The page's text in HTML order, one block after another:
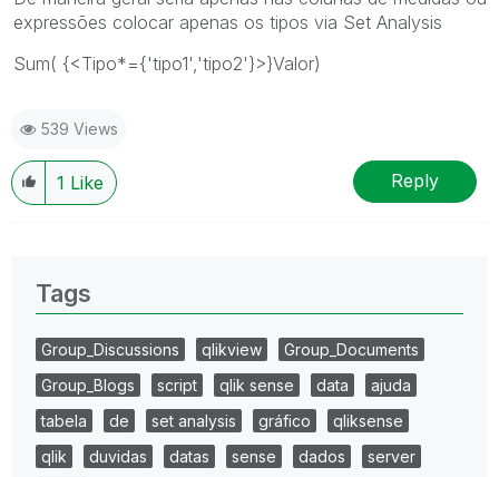
expressões colocar apenas os tipos via Set Analysis
Sum( {<Tipo*={'tipo1','tipo2'}>}Valor)
539 Views
1 Like Reply
Tags
Group_Discussions qlikview
Group_Documents
Group_Blogs
script qlik sense data
ajuda
tabela
de set analysis gráfico
qliksense
qlik
duvidas datas sense dados
server